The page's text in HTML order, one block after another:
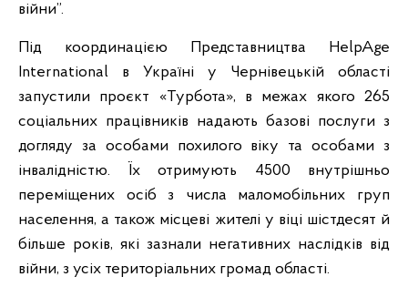
війни”.
Під координацією Представництва HelpAge
International в Україні у Чернівецькій області
запустили проєкт «Турбота», в межах якого 265
соціальних працівників надають базові послуги з
догляду за особами похилого віку та особами з
інвалідністю. Їх отримують 4500 внутрішньо
переміщених осіб з числа маломобільних груп
населення, а також місцеві жителі у віці шістдесят й
більше років, які зазнали негативних наслідків від
війни, з усіх територіальних громад області.